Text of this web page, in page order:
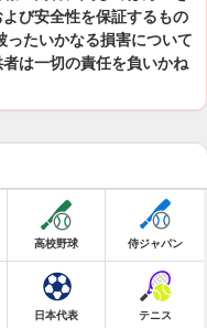
び安全性を保証するもの
たいかなる損害について
は一切の責任を負いかね
高校野球 侍ジャパン
日本代表 テニス